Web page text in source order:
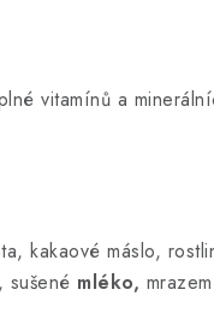
vitamínů a
kakaové máslo,
sušené mléko,